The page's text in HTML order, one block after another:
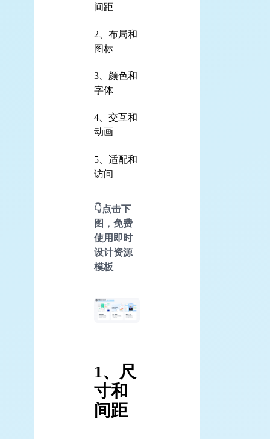
间距
2、布局和
图标
3、颜色和
字体
4、交互和
动画
5、适配和
访问
👇点击下
图，免费
使用即时
设计资源
模板
1、尺
寸和
间距